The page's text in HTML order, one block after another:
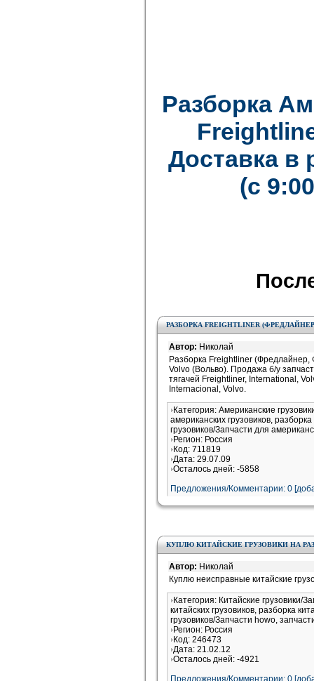
Разборка
Доставка в
(с
РАЗБОРКА FREIGHTLINER
Автор: Николай
Разборка Freightliner
Volvo (Вольво). Продажа б/у
тягачей Freightliner, International,
Internacional, Volvo.
Категория: Американские
американских грузовиков,
грузовиков/Запчасти для
Регион: Россия
Код: 711819
Дата: 29.07.09
Осталось дней: -5858
Предложения/Комментарии: 0
КУПЛЮ КИТАЙСКИЕ ГРУЗОВИКИ НА
Автор: Николай
Куплю неисправные китайские
Категория: Китайские грузовики/
китайских грузовиков, разборка
грузовиков/Запчасти howo,
Регион: Россия
Код: 246473
Дата: 21.02.12
Осталось дней: -4921
Предложения/Комментарии: 0